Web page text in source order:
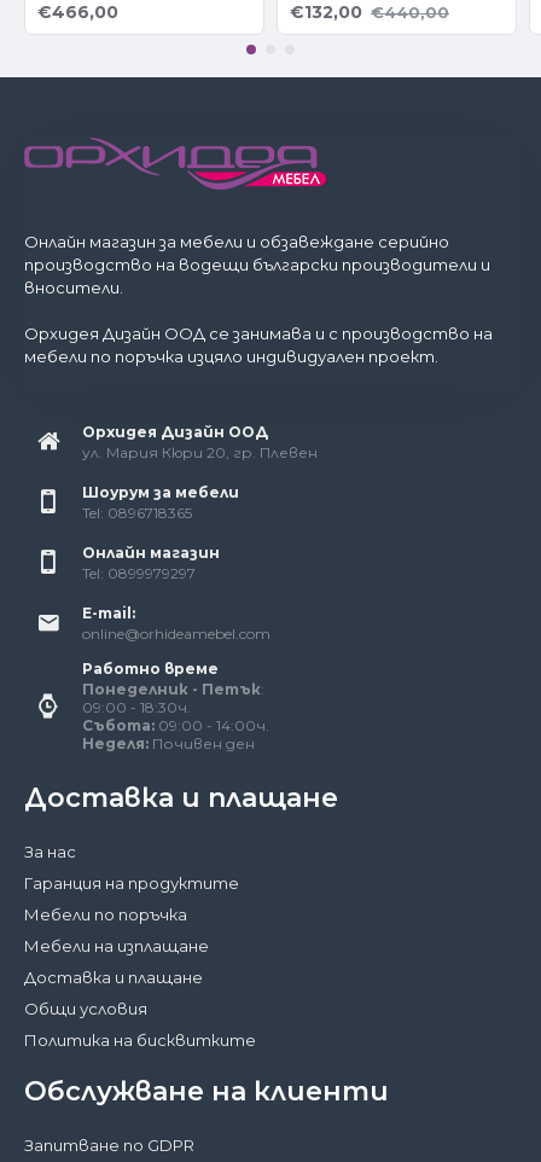
€466,00
€132,00 €440,00
Онлайн магазин за мебели и обзавеждане серийно
производство на водещи български производители и
вносители.
Орхидея Дизайн ООД се занимава и с производство на
мебели по поръчка изцяло индивидуален проект.
Орхидея Дизайн ООД
ул. Мария Кюри 20, гр. Плевен
Шоурум за мебели
Tel: 0896718365
Онлайн магазин
Tel: 0899979297
E-mail:
online@orhideamebel.com
Работно време
Понеделник - Петък:
09:00 - 18:30ч.
Събота: 09:00 - 14:00ч.
Неделя: Почивен ден
Доставка и плащане
За нас
Гаранция на продуктите
Мебели по поръчка
Мебели на изплащане
Доставка и плащане
Общи условия
Политика на бисквитките
Обслужване на клиенти
Запитване по GDPR